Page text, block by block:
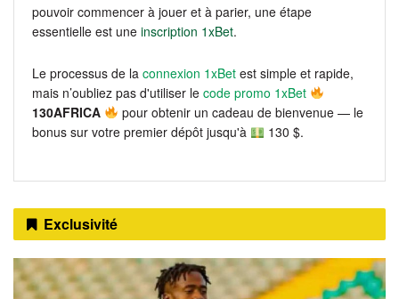
pouvoir commencer à jouer et à parier, une étape
essentielle est une inscription 1xBet.
Le processus de la connexion 1xBet est simple et rapide,
mais n’oubliez pas d'utiliser le code promo 1xBet
130AFRICA
pour obtenir un cadeau de bienvenue — le
bonus sur votre premier dépôt jusqu'à
130 $.
Exclusivité